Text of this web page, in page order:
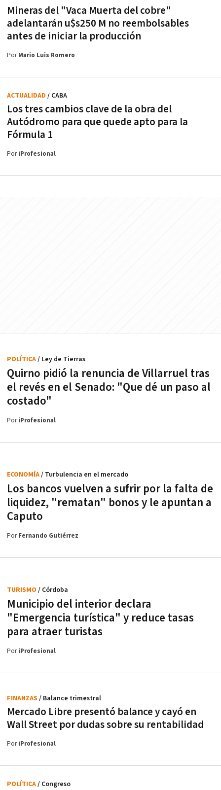
Mineras del "Vaca Muerta del cobre"
adelantarán u$s250 M no reembolsables
antes de iniciar la producción
PorMario Luis Romero
Los tres cambios clave de la obra del
Autódromo para que quede apto para la
Fórmula 1
ACTUALIDAD / CABA
PoriProfesional
Quirno pidió la renuncia de Villarruel tras
el revés en el Senado: "Que dé un paso al
costado"
POLÍTICA/ Ley de Tierras
PoriProfesional
Los bancos vuelven a sufrir por la falta de
liquidez, "rematan" bonos y le apuntan a
Caputo
ECONOMÍA/ Turbulencia en el mercado
PorFernando Gutiérrez
Municipio del interior declara
"Emergencia turística" y reduce tasas
para atraer turistas
TURISMO / Córdoba
PoriProfesional
Mercado Libre presentó balance y cayó en
Wall Street por dudas sobre su rentabilidad
FINANZAS / Balance trimestral
PoriProfesional
POLÍTICA/ Congreso